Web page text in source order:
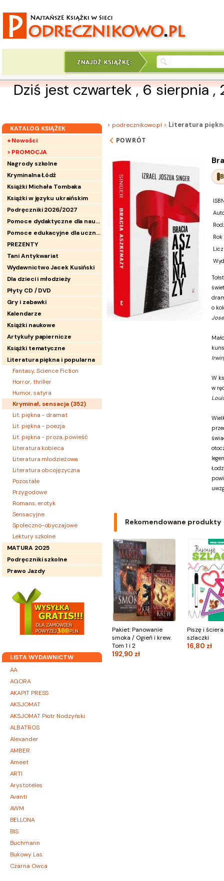
Dziś jest czwartek , 6 sierpnia
KATALOG KSIĄŻEK
+ Nowości
> PROMOCJA
Nagrody szkolne
Kryminalna Łódź
Książki Michała Tombaka
Książki w języku ukraińskim
Podręczniki 2026/2027
Pomoce dydaktyczne dla nauczycieli
Pomoce edukacyjne dla uczniów
PREZENTY
Tani Antykwariat
Wydawnictwo Jacek Kusiński
Dla dzieci i młodzieży
Płyty CD / DVD
Gry i zabawki
Kalendarze
Książki naukowe
Artykuły papiernicze
Książki tematyczne
Literatura piękna i popularna
Fantasy, Science Fiction
Horror, thriller
Humor, satyra
Kryminał, sensacja (352)
Lit. piękna - dramat
Lit. piękna - poezja
Lit. piękna - proza, powieść
Literatura kobieca
Literatura młodzieżowa
Literatura obcojęzyczna
Pozostałe
Przygodowe
Romans, erotyk
Sensacyjne
Społeczno-obyczajowe
Lektury szkolne
MATURA 2025
Podręczniki szkolne
Prawo Jazdy
LISTA WYDAWNICTW
AA
AGORA
AKAPIT PRESS
AKSJOMAT
AKSJOMAT Piotr Nodzyński
ALBATROS
Alexander
AMBER
Ameet
ARTI
Arystoteles
Avanti
AWM
BELLONA
BIS
Buchmann
Bukowy Las
Czarna Owca
> podrecznikowo.pl > Literatura
POWRÓT
o
W
w
Rekomendowane produkty
Pakiet: Panowanie
smoka / Ogień i krew.
Tom 1 i 2
192,90 zł
Piszę i
szlaczki
16,80 zł